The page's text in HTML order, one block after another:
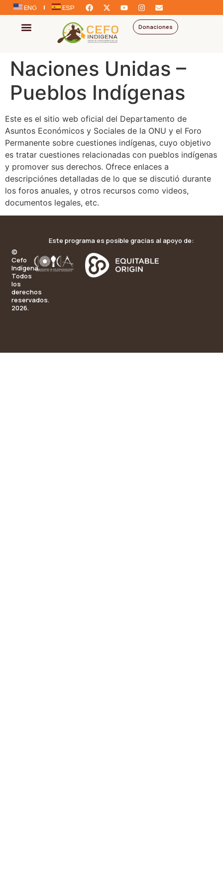
ENG ESP
Donaciones
Naciones Unidas –
Pueblos Indígenas
Este es el sitio web oficial del Departamento de
Asuntos Económicos y Sociales de la ONU y el Foro
Permanente sobre cuestiones indígenas, cuyo objetivo
es tratar cuestiones relacionadas con pueblos indígenas
y promover sus derechos. Ofrece enlaces a
descripciónes detalladas de lo que se discutió durante
los foros anuales, y otros recursos como videos,
documentos legales, etc.
©
Cefo
Indígena.
Todos
los
derechos
reservados.
2026.
Este programa es posible gracias al apoyo de: